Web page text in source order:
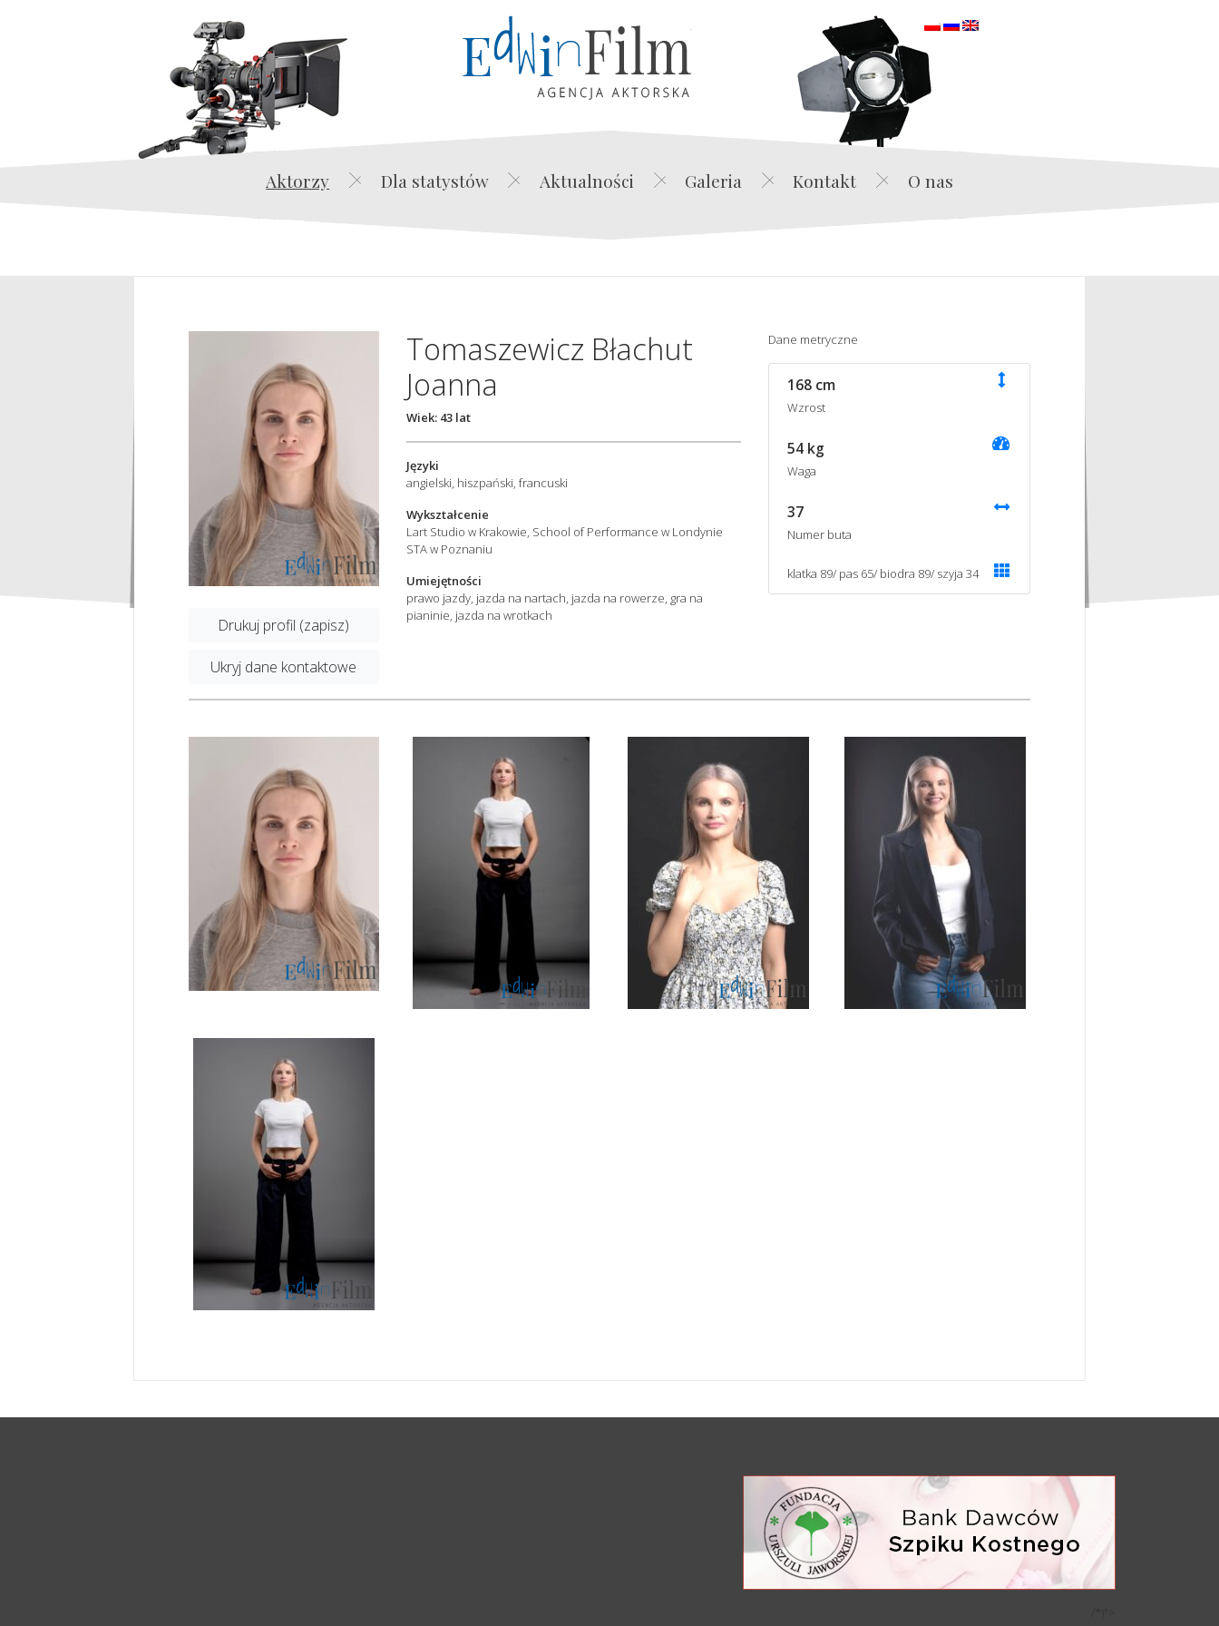
Edwin Film Agencja Aktorska
Aktorzy Dla statystów Aktualności Galeria Kontakt O nas
Drukuj profil (zapisz)
Ukryj dane kontaktowe
Tomaszewicz Błachut
Joanna
Wiek: 43 lat
Języki
angielski, hiszpański, francuski
Wykształcenie
Lart Studio w Krakowie, School of Performance w Londynie
STA w Poznaniu
Umiejętności
prawo jazdy, jazda na nartach, jazda na rowerze, gra na
pianinie, jazda na wrotkach
Dane metryczne
168 cm
Wzrost
54 kg
Waga
37
Numer buta
klatka 89/ pas 65/ biodra 89/ szyja 34